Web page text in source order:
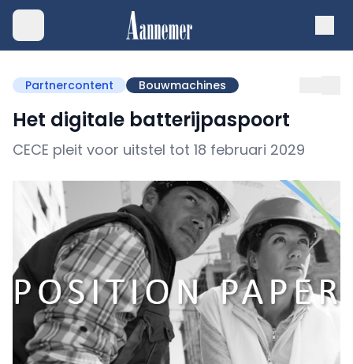
Partnercontent Bouwmachines
Het digitale batterijpaspoort
CECE pleit voor uitstel tot 18 februari 2029